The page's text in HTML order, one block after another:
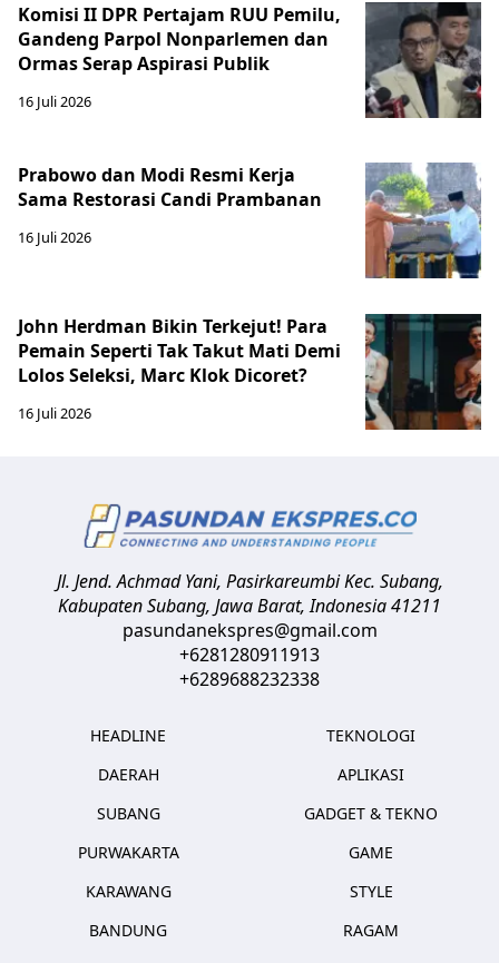
Komisi II DPR Pertajam RUU Pemilu,
Gandeng Parpol Nonparlemen dan
Ormas Serap Aspirasi Publik
16 Juli 2026
Prabowo dan Modi Resmi Kerja
Sama Restorasi Candi Prambanan
16 Juli 2026
John Herdman Bikin Terkejut! Para
Pemain Seperti Tak Takut Mati Demi
Lolos Seleksi, Marc Klok Dicoret?
16 Juli 2026
Jl. Jend. Achmad Yani, Pasirkareumbi Kec. Subang,
Kabupaten Subang, Jawa Barat,Indonesia41211
pasundanekspres@gmail.com
+6281280911913
+6289688232338
HEADLINE
DAERAH
SUBANG
PURWAKARTA
KARAWANG
BANDUNG
TEKNOLOGI
APLIKASI
GADGET & TEKNO
GAME
STYLE
RAGAM